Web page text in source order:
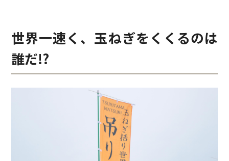
世界一速く、玉ねぎをくくるのは
誰だ!?